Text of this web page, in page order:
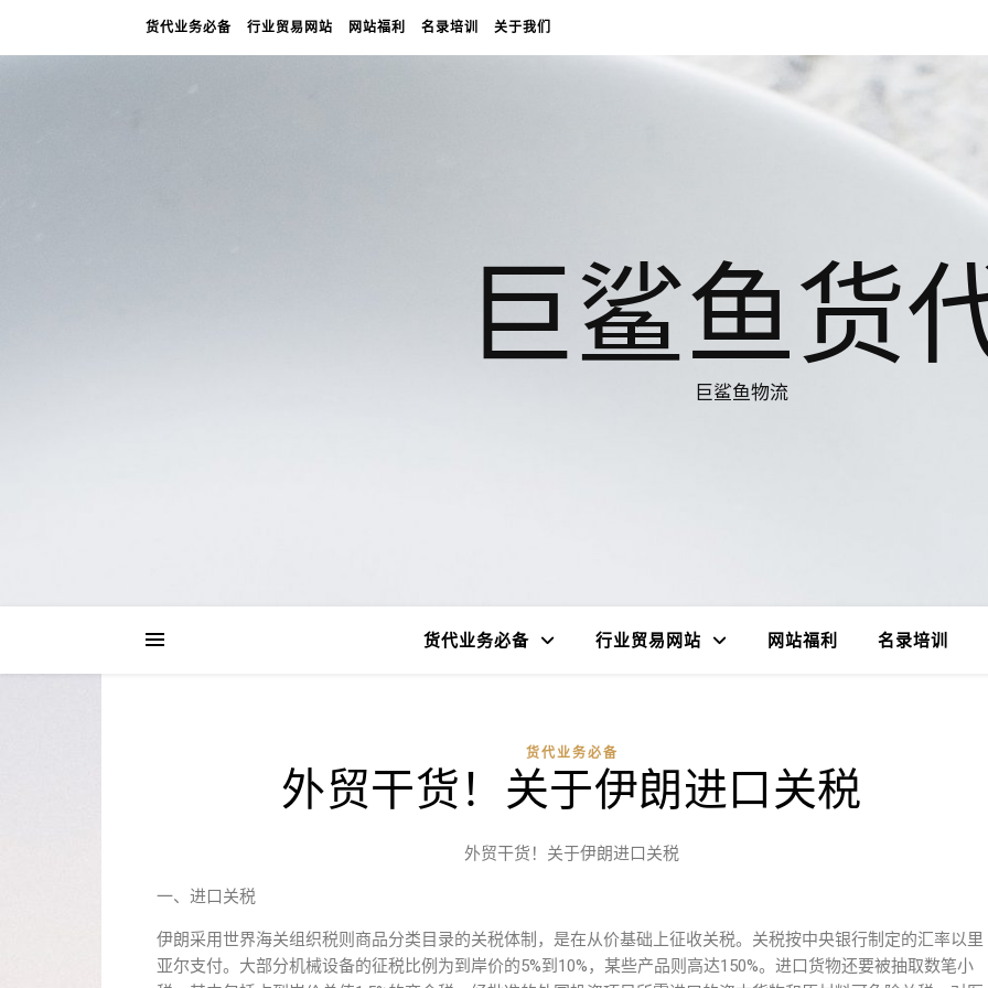
货代业务必备 行业贸易网站 网站福利 名录培训 关于我们
巨鲨鱼货
巨鲨鱼物流
货代业务必备 行业贸易网站 网站福利 名录培训
货代业务必备
外贸干货！关于伊朗进口关税
外贸干货！关于伊朗进口关税
一、进口关税
伊朗采用世界海关组织税则商品分类目录的关税体制，是在从价基础上征收关税。关税按中央银行制定的汇率以里
亚尔支付。大部分机械设备的征税比例为到岸价的5%到10%，某些产品则高达150%。进口货物还要被抽取数笔小